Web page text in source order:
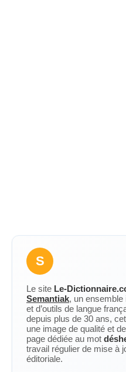
S
Le site Le-
Semantiak, un ensemble
et d’outils de langue
depuis plus de 30 ans,
une image de qualité et
page dédiée au mot
travail régulier de mise à
éditoriale.